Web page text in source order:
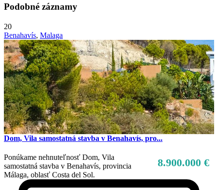
Podobné záznamy
20
Benahavís, Malaga
Dom, Vila samostatná stavba v Benahavís, pro...
8.900.000 €
Ponúkame nehnuteľnosť Dom, Vila
samostatná stavba v Benahavís, provincia
Málaga, oblasť Costa del Sol.